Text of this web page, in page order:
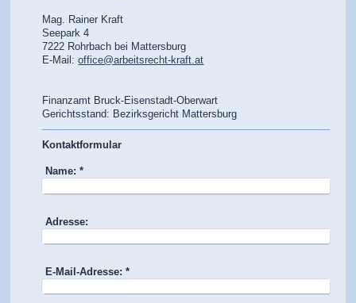
Mag. Rainer Kraft
Seepark 4
7222 Rohrbach bei Mattersburg
E-Mail:office@arbeitsrecht-kraft.at
Finanzamt Bruck-Eisenstadt-Oberwart
Gerichtsstand: Bezirksgericht Mattersburg
Kontaktformular
Name: *
Adresse:
E-Mail-Adresse: *